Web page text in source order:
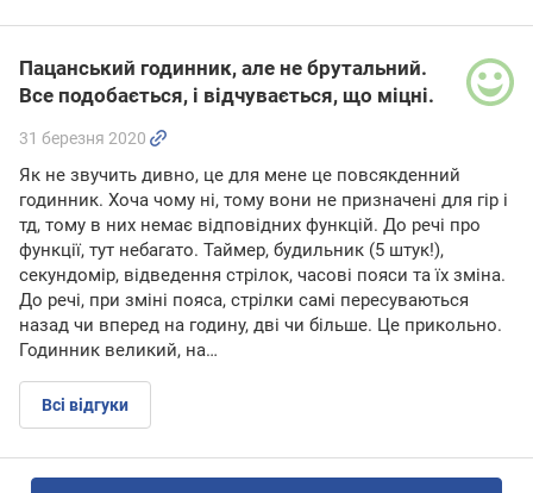
Пацанський годинник, але не брутальний.
Все подобається, і відчувається, що міцні.
31 березня 2020
Як не звучить дивно, це для мене це повсякденний
годинник. Хоча чому ні, тому вони не призначені для гір і
тд, тому в них немає відповідних функцій. До речі про
функції, тут небагато. Таймер, будильник (5 штук!),
секундомір, відведення стрілок, часові пояси та їх зміна.
До речі, при зміні пояса, стрілки самі пересуваються
назад чи вперед на годину, дві чи більше. Це прикольно.
Годинник великий, на…
Всі відгуки